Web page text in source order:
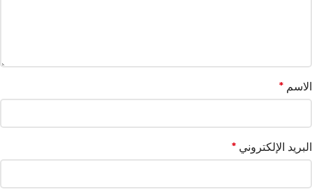
الاسم *
البريد الإلكتروني *